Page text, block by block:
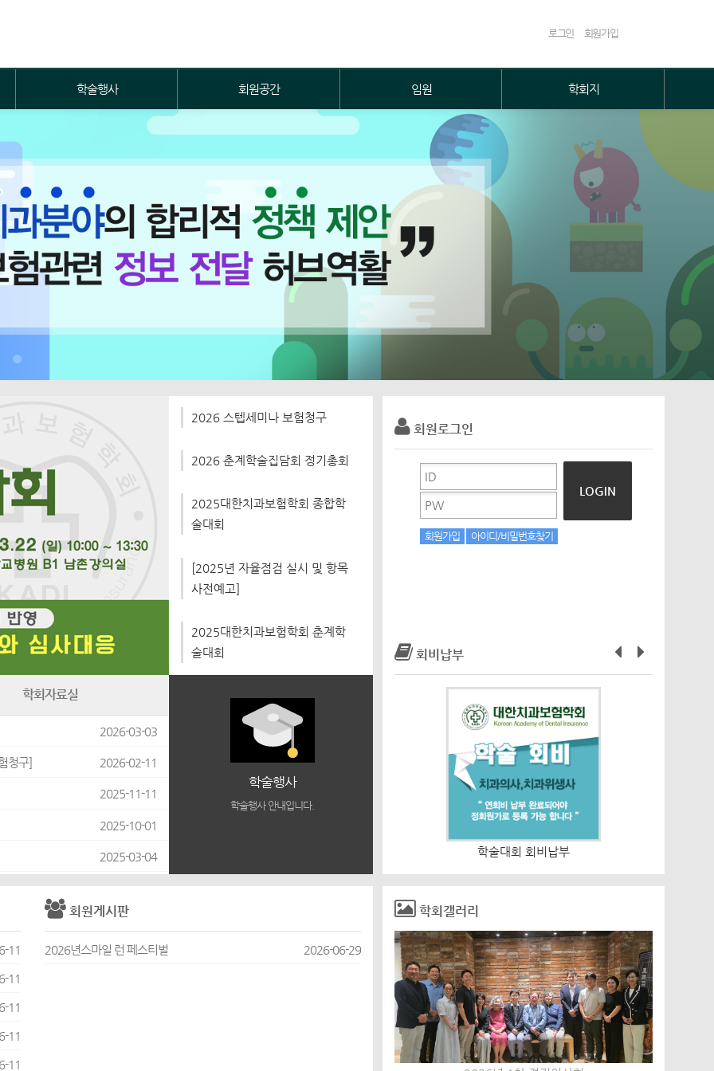
로그인 회원가입
학술행사 회원공간 임원 학회지
2026 스텝세미나 보험청구
2026 춘계학술집담회 정기총회
2025대한치과보험학회 종합학
술대회
[2025년 자율점검 실시 및 항목
사전예고]
2025대한치과보험학회 춘계학
술대회
학회자료실
2026-03-03
청구] 2026-02-11
2025-11-11
2025-10-01
2025-03-04
학술행사
학술행사 안내입니다.
회원로그인
LOGIN
회원가입 아이디/비밀번호찾기
회비납부
학술대회 회비납부
11
11
11
11
11
회원게시판
2026년스마일 런 페스티벌 2026-06-29
학회갤러리